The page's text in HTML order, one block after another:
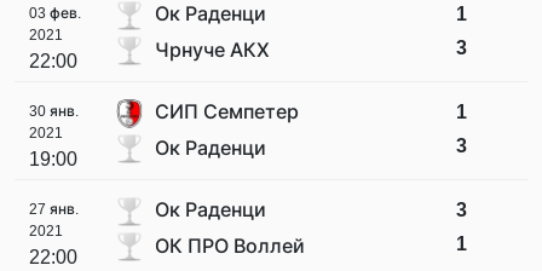
03 фев.
2021
22:00
Ок Раденци
Чрнуче АКХ
1
3
30 янв.
2021
19:00
СИП Семпетер
Ок Раденци
1
3
27 янв.
2021
22:00
Ок Раденци
ОК ПРО Воллей
3
1